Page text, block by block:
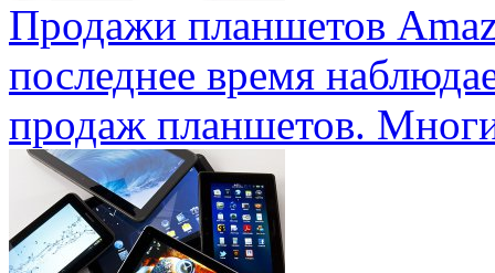
Продажи планшетов
последнее время
продаж планшетов.